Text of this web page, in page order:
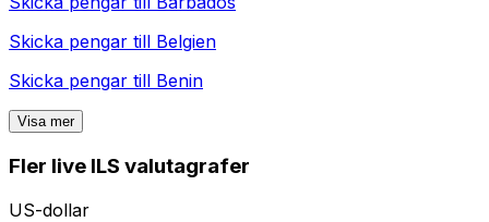
Skicka pengar till Belgien
Skicka pengar till Benin
Visa mer
Fler live ILS valutagrafer
US-dollar